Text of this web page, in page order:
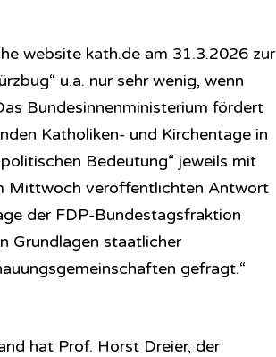
website kath.de am 31.3.2026 zur
u.a. nur sehr wenig, wenn
Bundesinnenministerium fördert
Katholiken- und Kirchentage in
Bedeutung“ jeweils mit
Mittwoch veröffentlichten Antwort
der FDP-Bundestagsfraktion
Grundlagen staatlicher
gefragt.“
hat Prof. Horst Dreier, der